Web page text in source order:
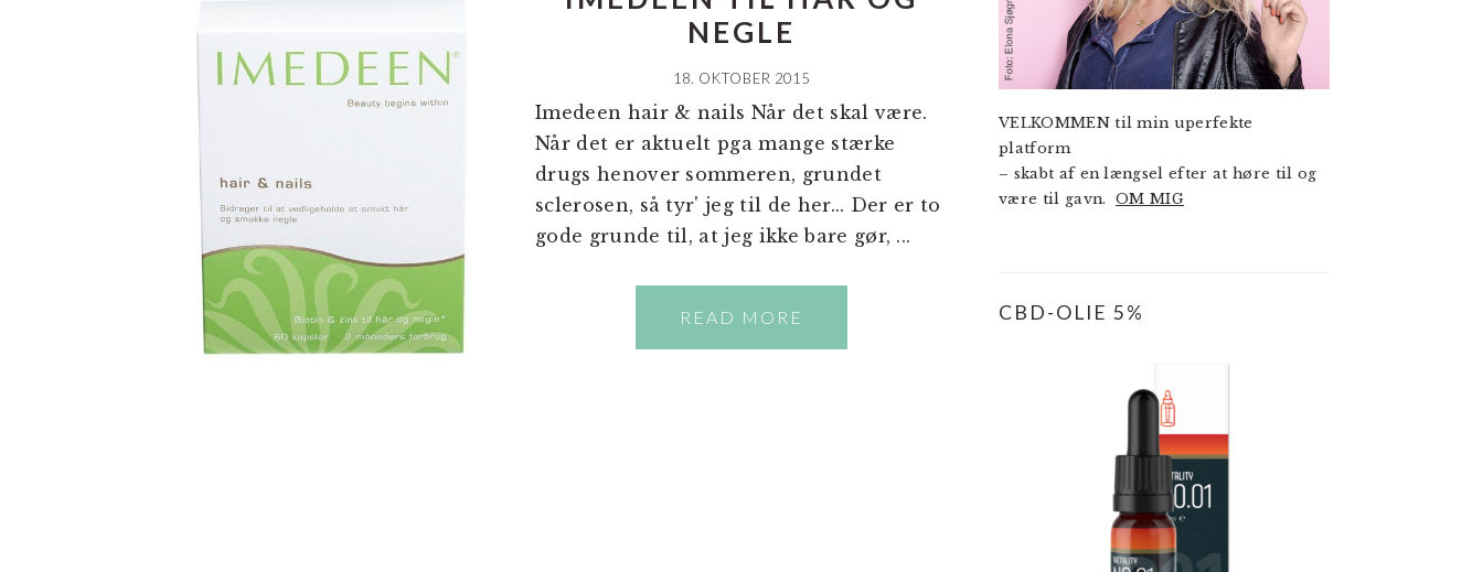
NEGLE
18. OKTOBER 2015
Imedeen hair & nails Når det skal være.
Når det er aktuelt pga mange stærke
drugs henover sommeren, grundet
sclerosen, så tyr' jeg til de her... Der er to
gode grunde til, at jeg ikke bare gør, ...
READ MORE
VELKOMMEN til min uperfekte
platform
– skabt af en længsel efter at høre til og
være til gavn.OM MIG
CBD-OLIE 5%